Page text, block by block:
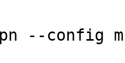
--config